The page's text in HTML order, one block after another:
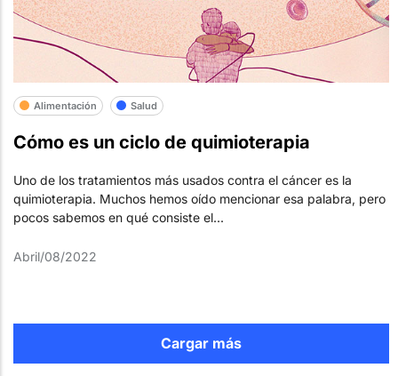
Alimentación Salud
Cómo es un ciclo de quimioterapia
Uno de los tratamientos más usados contra el cáncer es la
quimioterapia. Muchos hemos oído mencionar esa palabra, pero
pocos sabemos en qué consiste el...
Abril/08/2022
Cargar más